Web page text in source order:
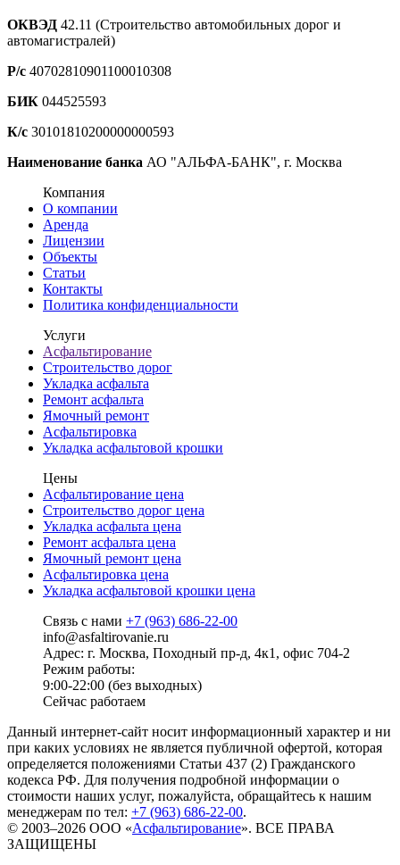
ОКВЭД 42.11 (Строительство автомобильных дорог и
автомагистралей)
Р/с 40702810901100010308
БИК 044525593
К/с 30101810200000000593
Наименование банка АО "АЛЬФА-БАНК", г. Москва
Компания
О компании
Аренда
Лицензии
Объекты
Статьи
Контакты
Политика конфиденциальности
Услуги
Асфальтирование
Строительство дорог
Укладка асфальта
Ремонт асфальта
Ямочный ремонт
Асфальтировка
Укладка асфальтовой крошки
Цены
Асфальтирование цена
Строительство дорог цена
Укладка асфальта цена
Ремонт асфальта цена
Ямочный ремонт цена
Асфальтировка цена
Укладка асфальтовой крошки цена
Связь с нами +7 (963) 686-22-00
info@asfaltirovanie.ru
Адрес: г. Москва, Походный пр-д, 4к1, офис 704-2
Режим работы:
9:00-22:00 (без выходных)
Сейчас работаем
Данный интернет-сайт носит информационный характер и ни
при каких условиях не является публичной офертой, которая
определяется положениями Статьи 437 (2) Гражданского
кодекса РФ. Для получения подробной информации о
стоимости наших услуг, пожалуйста, обращайтесь к нашим
менеджерам по тел: +7 (963) 686-22-00.
© 2003–2026 ООО «Асфальтирование». ВСЕ ПРАВА
ЗАЩИЩЕНЫ